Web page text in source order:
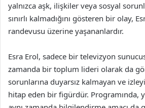
yalnızca aşk, ilişkiler veya sosyal
sınırlı kalmadığını gösteren bir olay,
randevusu üzerine yaşananlardır.
Esra Erol, sadece bir televizyon
zamanda bir toplum lideri olarak da
sorunlarına duyarsız kalmayan ve
hitap eden bir figürdür. Programında,